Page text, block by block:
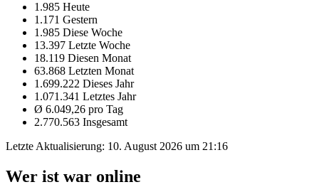
1.985 Heute
1.171 Gestern
1.985 Diese Woche
13.397 Letzte Woche
18.119 Diesen Monat
63.868 Letzten Monat
1.699.222 Dieses Jahr
1.071.341 Letztes Jahr
Ø 6.049,26 pro Tag
2.770.563 Insgesamt
Letzte Aktualisierung: 10. August 2026 um 21:16
Wer ist war online